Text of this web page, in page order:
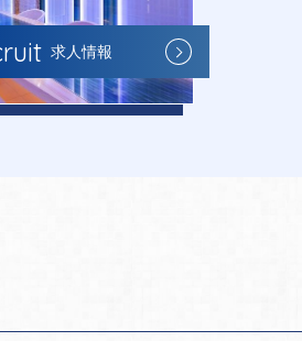
求人情報